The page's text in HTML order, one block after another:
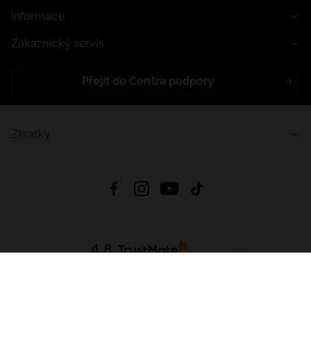
Informace
Zákaznický servis
Přejít do Centra podpory
4.8